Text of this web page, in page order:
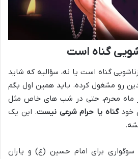
گناه است
گناه است یا نه، سؤالیه که شاید
رو مشغول کرده. باید همین اول بگم
ماه محرم، حتی در شب های خاص مثل
خودگناه یا حرام شرعی نیست. این یک
سوگواری برای امام حسین (ع) و یاران